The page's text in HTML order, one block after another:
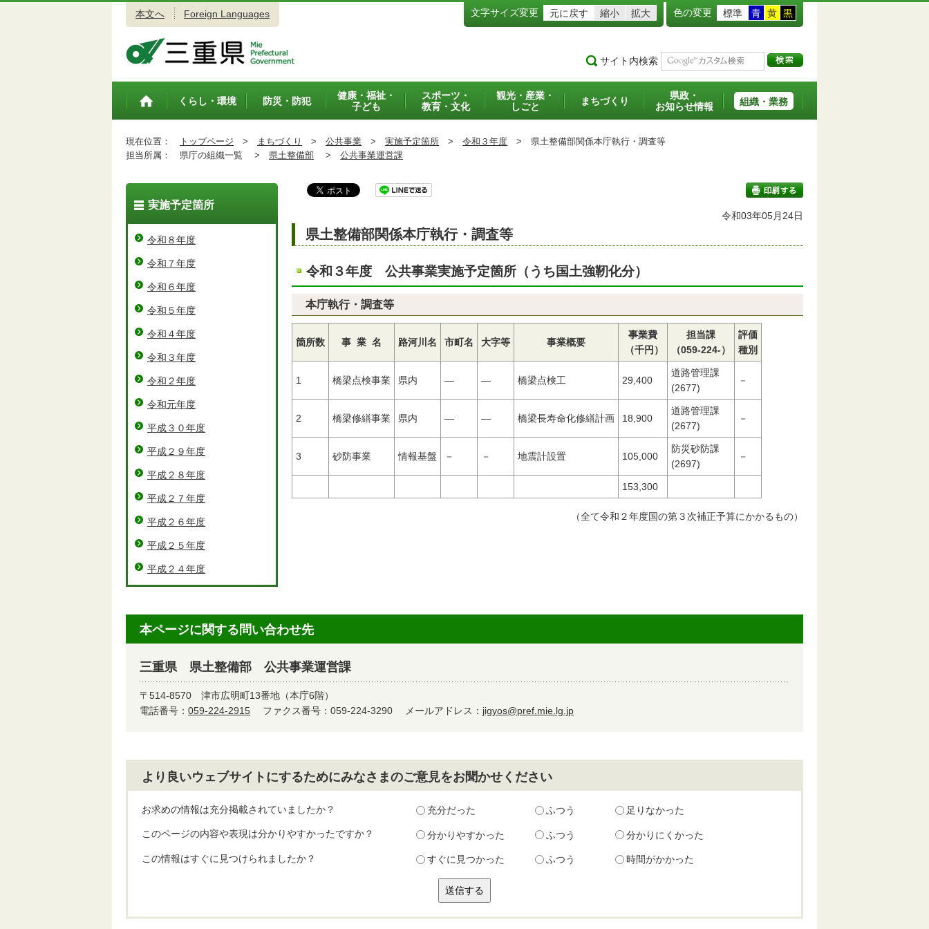
本文へ Foreign Languages 文字サイズ変更 元に戻す 縮小 拡大 色の変更 標準 青 黄 黒
サイト内検索
トップペ
くらし・環境 防災・防犯
健康・福祉・
子ども
スポーツ・
教育・文化
観光・産業・
しごと
まちづくり
県政・
お知らせ情報
組織・業務
現在位置： トップページ > まちづくり > 公共事業 > 実施予定箇所 > 令和３年度 > 県土整備部関係本庁執行・調査等
担当所属：
県庁の組織一覧 > 県土整備部 > 公共事業運営課
印刷する
令和03年05月24日
県土整備部関係本庁執行・調査等
令和３年度 公共事業実施予定箇所（うち国土強靭化分）
本庁執行・調査等
箇所数 事 業 名 路河川名 市町名 大字等 事業概要
事業費
（千円）
担当課
（059-224-）
評価
種別
1 橋梁点検事業 県内 ― ― 橋梁点検工 29,400
道路管理課
(2677)
－
2 橋梁修繕事業 県内 ― ― 橋梁長寿命化修繕計画 18,900
道路管理課
(2677)
－
3 砂防事業 情報基盤 － － 地震計設置 105,000
防災砂防課
(2697)
－
153,300
（全て令和２年度国の第３次補正予算にかかるもの）
実施予定箇所
令和８年度
令和７年度
令和６年度
令和５年度
令和４年度
令和３年度
令和２年度
令和元年度
平成３０年度
平成２９年度
平成２８年度
平成２７年度
平成２６年度
平成２５年度
平成２４年度
本ページに関する問い合わせ先
三重県 県土整備部 公共事業運営課
〒514-8570 津市広明町13番地（本庁6階）
電話番号： 059-224-2915 ファクス番号：059-224-3290 メールアドレス： jigyos@pref.mie.lg.jp
より良いウェブサイトにするためにみなさまのご意見をお聞かせください
お求めの情報は充分掲載されていましたか？ 充分だった ふつう 足りなかった
このページの内容や表現は分かりやすかったですか？ 分かりやすかった ふつう 分かりにくかった
この情報はすぐに見つけられましたか？ すぐに見つかった ふつう 時間がかかった